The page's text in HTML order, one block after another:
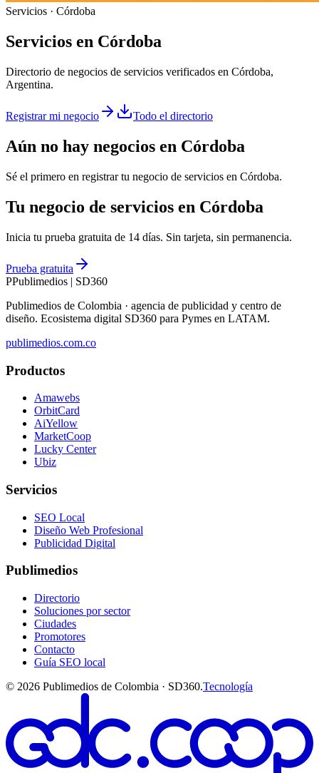
Servicios · Córdoba
Servicios en Córdoba
Directorio de negocios de servicios verificados en Córdoba,
Argentina.
Registrar mi negocio Todo el directorio
Aún no hay negocios en Córdoba
Sé el primero en registrar tu negocio de servicios en Córdoba.
Tu negocio de servicios en Córdoba
Inicia tu prueba gratuita de 14 días. Sin tarjeta, sin permanencia.
Prueba gratuita
PPublimedios | SD360
Publimedios de Colombia · agencia de publicidad y centro de
diseño. Ecosistema digital SD360 para Pymes en LATAM.
publimedios.com.co
Productos
Amawebs
OrbitCard
AiYellow
MarketCoop
Lucky Center
Ubiz
Servicios
SEO Local
Diseño Web Profesional
Publicidad Digital
Publimedios
Directorio
Soluciones por sector
Ciudades
Promotores
Contacto
Guía SEO local
© 2026 Publimedios de Colombia · SD360.Tecnología